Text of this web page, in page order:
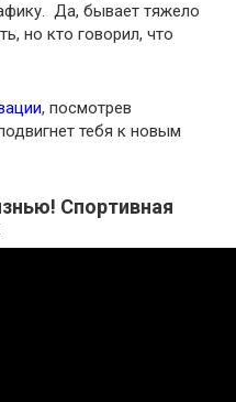
Да, бывает тяжело
но кто говорил, что
, посмотрев
тебя к новым
Спортивная